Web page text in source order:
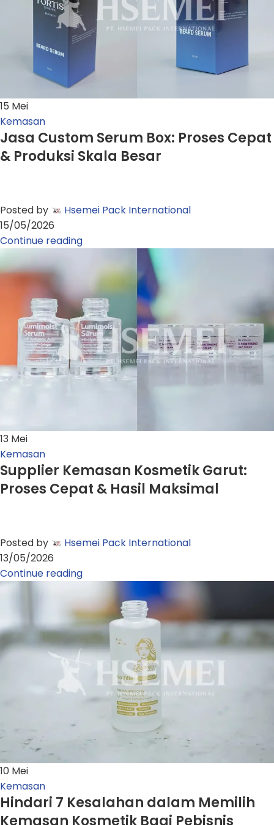
15 Mei
Kemasan
Jasa Custom Serum Box: Proses Cepat
& Produksi Skala Besar
Posted by
Hsemei Pack International
15/05/2026
Continue reading
13 Mei
Kemasan
Supplier Kemasan Kosmetik Garut:
Proses Cepat & Hasil Maksimal
Posted by
Hsemei Pack International
13/05/2026
Continue reading
10 Mei
Kemasan
Hindari 7 Kesalahan dalam Memilih